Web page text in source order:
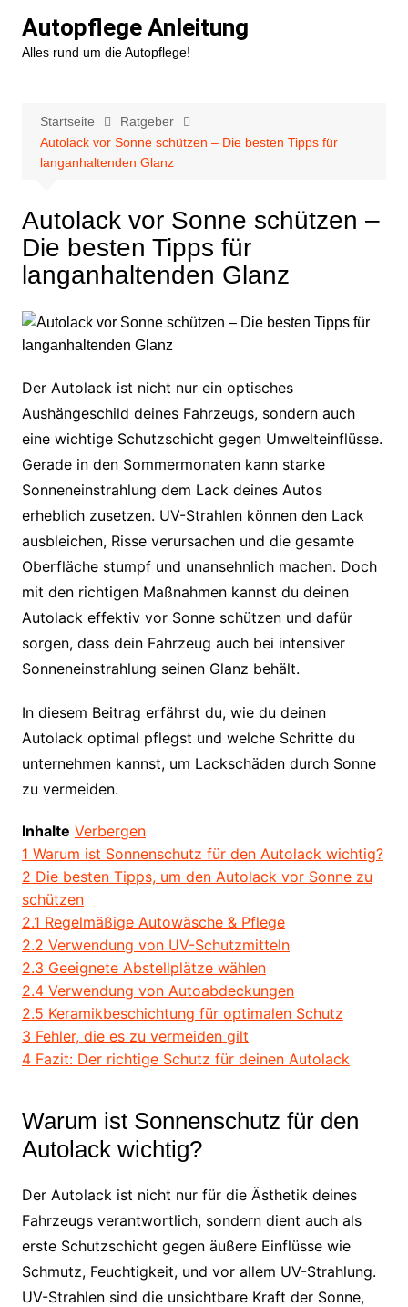
Inhalt
springen
Autopflege Anleitung
Alles rund um die Autopflege!
Startseite
Ratgeber
Autolack vor Sonne schützen – Die besten Tipps für
langanhaltenden Glanz
Autolack vor Sonne schützen –
Die besten Tipps für
langanhaltenden Glanz
Der Autolack ist nicht nur ein optisches
Aushängeschild deines Fahrzeugs, sondern auch
eine wichtige Schutzschicht gegen Umwelteinflüsse.
Gerade in den Sommermonaten kann starke
Sonneneinstrahlung dem Lack deines Autos
erheblich zusetzen. UV-Strahlen können den Lack
ausbleichen, Risse verursachen und die gesamte
Oberfläche stumpf und unansehnlich machen. Doch
mit den richtigen Maßnahmen kannst du deinen
Autolack effektiv vor Sonne schützen und dafür
sorgen, dass dein Fahrzeug auch bei intensiver
Sonneneinstrahlung seinen Glanz behält.
In diesem Beitrag erfährst du, wie du deinen
Autolack optimal pflegst und welche Schritte du
unternehmen kannst, um Lackschäden durch Sonne
zu vermeiden.
Inhalte Verbergen
1 Warum ist Sonnenschutz für den Autolack wichtig?
2 Die besten Tipps, um den Autolack vor Sonne zu
schützen
2.1 Regelmäßige Autowäsche & Pflege
2.2 Verwendung von UV-Schutzmitteln
2.3 Geeignete Abstellplätze wählen
2.4 Verwendung von Autoabdeckungen
2.5 Keramikbeschichtung für optimalen Schutz
3 Fehler, die es zu vermeiden gilt
4 Fazit: Der richtige Schutz für deinen Autolack
Warum ist Sonnenschutz für den
Autolack wichtig?
Der Autolack ist nicht nur für die Ästhetik deines
Fahrzeugs verantwortlich, sondern dient auch als
erste Schutzschicht gegen äußere Einflüsse wie
Schmutz, Feuchtigkeit, und vor allem UV-Strahlung.
UV-Strahlen sind die unsichtbare Kraft der Sonne,